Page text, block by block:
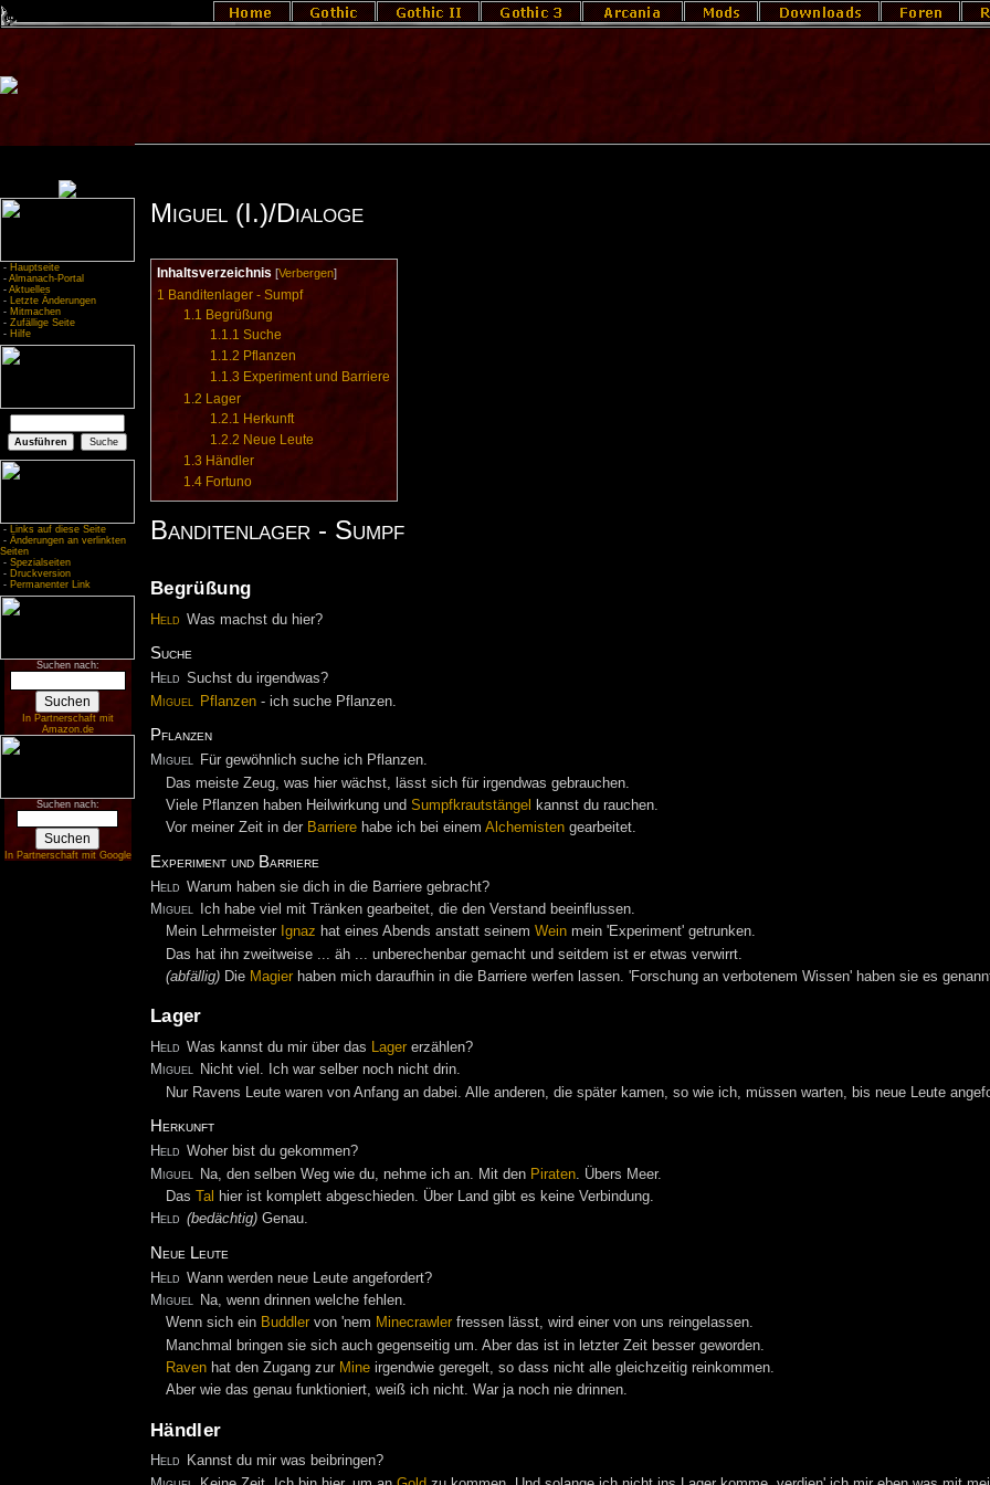
- Hauptseite
- Almanach-Portal
- Aktuelles
- Letzte Änderungen
- Mitmachen
- Zufällige Seite
- Hilfe
- Links auf diese Seite
- Änderungen an verlinkten
Seiten
- Spezialseiten
- Druckversion
- Permanenter Link
Suchen nach:
In Partnerschaft mit
Amazon.de
Suchen nach:
In Partnerschaft mit Google
Miguel (I.)/Dialoge
Inhaltsverzeichnis [Verbergen]
1 Banditenlager - Sumpf
1.1 Begrüßung
1.1.1 Suche
1.1.2 Pflanzen
1.1.3 Experiment und Barriere
1.2 Lager
1.2.1 Herkunft
1.2.2 Neue Leute
1.3 Händler
1.4 Fortuno
Banditenlager - Sumpf
Begrüßung
Held Was machst du hier?
Suche
Held Suchst du irgendwas?
Miguel
Pflanzen - ich suche Pflanzen.
Pflanzen
Miguel Für gewöhnlich suche ich Pflanzen.
Das meiste Zeug, was hier wächst, lässt sich für irgendwas gebrauchen.
Viele Pflanzen haben Heilwirkung und Sumpfkrautstängel
kannst du rauchen.
Vor meiner Zeit in der Barrierehabe ich bei einem Alchemistengearbeitet.
Experiment und Barriere
Held Warum haben sie dich in die Barriere gebracht?
Miguel
Ich habe viel mit Tränken gearbeitet, die den Verstand beeinflussen.
Mein Lehrmeister Ignaz hat eines Abends anstatt seinem Weinmein 'Experiment' getrunken.
Das hat ihn zweitweise ... äh ... unberechenbar gemacht und seitdem ist er etwas verwirrt.
(abfällig)Die Magierhaben mich daraufhin in die Barriere werfen lassen. 'Forschung an verbotenem Wissen' haben sie es
Lager
Held Was kannst du mir über das Lager erzählen?
Miguel Nicht viel. Ich war selber noch nicht drin.
Nur Ravens Leute waren von Anfang an dabei. Alle anderen, die später kamen, so wie ich, müssen warten, bis neue Leute
Herkunft
Held Woher bist du gekommen?
Miguel
Na, den selben Weg wie du, nehme ich an. Mit den Piraten . Übers Meer.
Das Tal hier ist komplett abgeschieden. Über Land gibt es keine Verbindung.
Held (bedächtig) Genau.
Neue Leute
Held Wann werden neue Leute angefordert?
Miguel Na, wenn drinnen welche fehlen.
Wenn sich ein Buddlervon 'nem Minecrawlerfressen lässt, wird einer von uns reingelassen.
Manchmal bringen sie sich auch gegenseitig um. Aber das ist in letzter Zeit besser geworden.
Ravenhat den Zugang zur Mineirgendwie geregelt, so dass nicht alle gleichzeitig reinkommen.
Aber wie das genau funktioniert, weiß ich nicht. War ja noch nie drinnen.
Händler
Held
Kannst du mir was beibringen?